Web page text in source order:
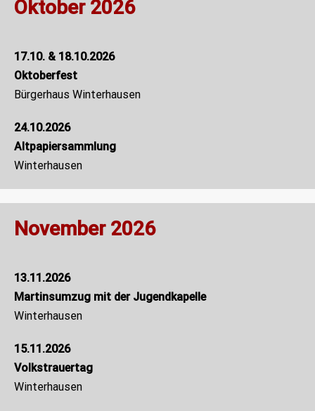
Oktober 2026
17.10. & 18.10.2026
Oktoberfest
Bürgerhaus Winterhausen
24.10.2026
Altpapiersammlung
Winterhausen
November 2026
13.11.2026
Martinsumzug mit der Jugendkapelle
Winterhausen
15.11.2026
Volkstrauertag
Winterhausen